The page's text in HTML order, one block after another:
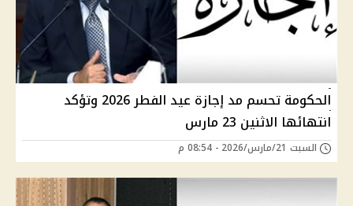
الحكومة تحسم مد إجازة عيد الفطر 2026 وتؤكد
انتهائها الاثنين 23 مارس
السبت 21/مارس/2026 - 08:54 م